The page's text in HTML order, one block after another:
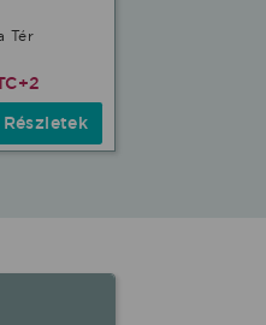
Tér
Részletek